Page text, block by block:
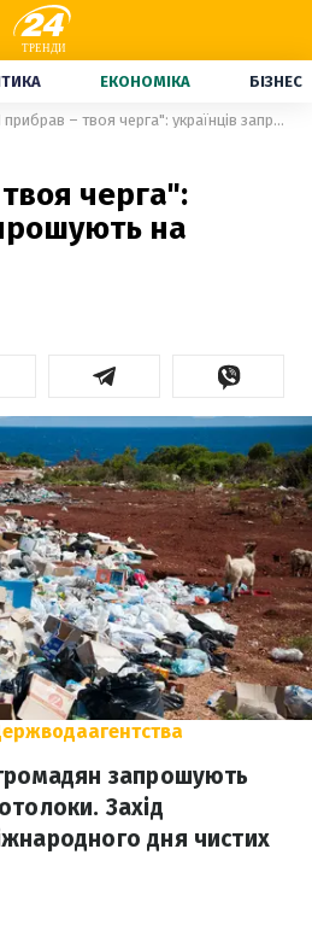
ЕКОНОМІКА БІЗНЕС
"Я прибрав – твоя черга": українців запрошують на екотолоку
черга":
на
запрошують
Захід
дня чистих